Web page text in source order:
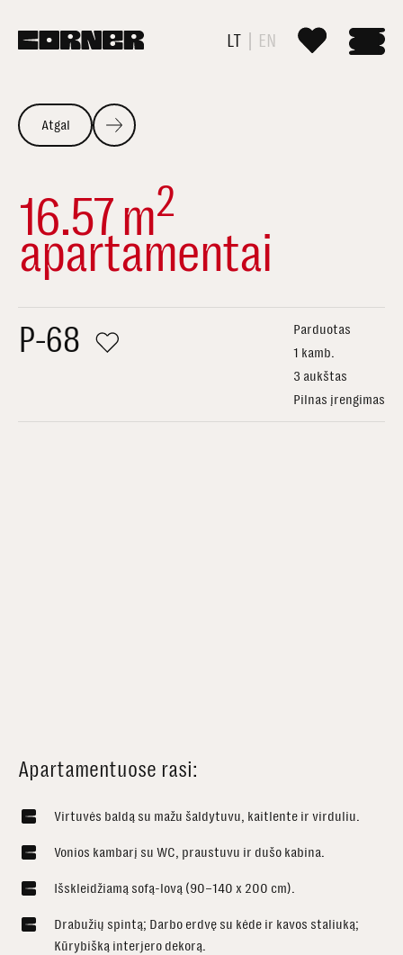
LT EN
Atgal
16.57 m2
apartamentai
P-68
Parduotas
1 kamb.
3 aukštas
Pilnas įrengimas
Apartamentuose rasi:
Virtuvės baldą su mažu šaldytuvu, kaitlente ir virduliu.
Vonios kambarį su WC, praustuvu ir dušo kabina.
Išskleidžiamą sofą-lovą (90–140 x 200 cm).
Drabužių spintą; Darbo erdvę su kėde ir kavos staliuką;
Kūrybišką interjero dekorą.